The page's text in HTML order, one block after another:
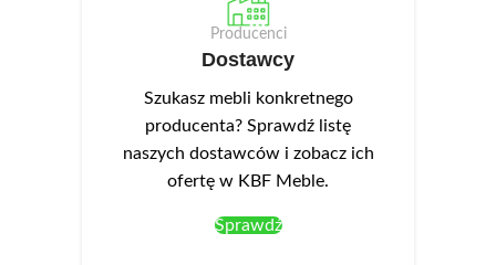
Producenci
Dostawcy
Szukasz mebli konkretnego
producenta? Sprawdź listę
naszych dostawców i zobacz ich
ofertę w KBF Meble.
Sprawdź